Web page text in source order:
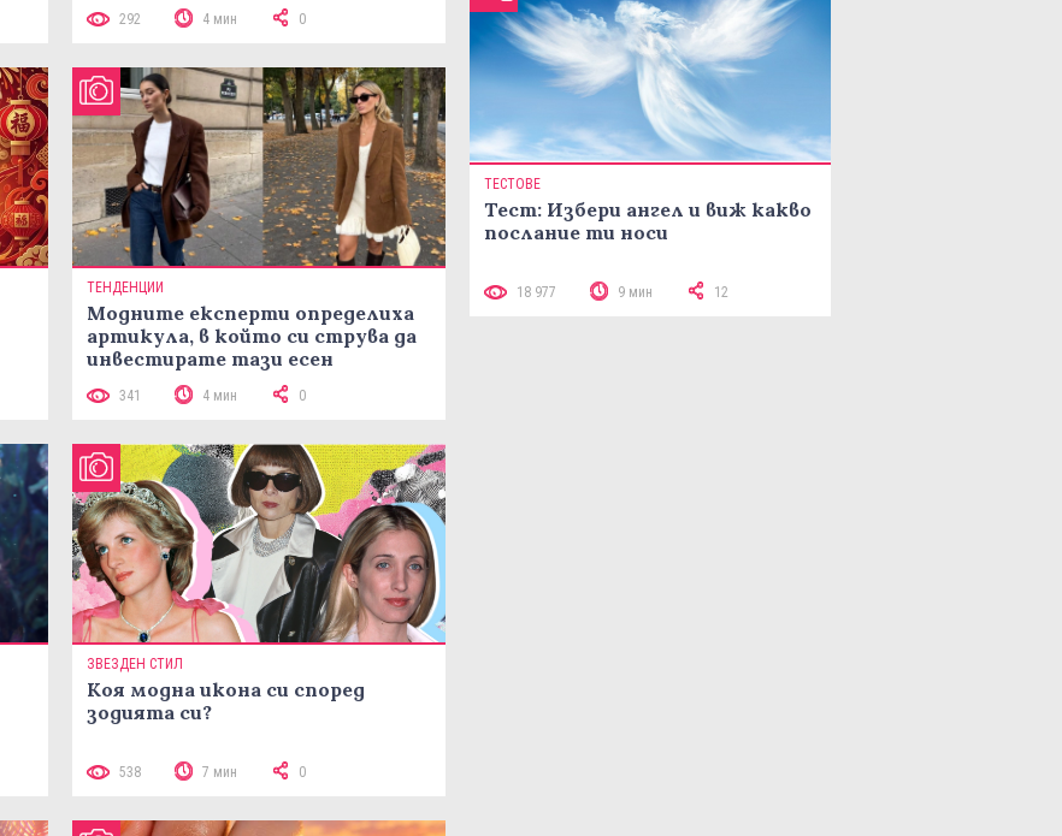
292 4 мин 0
ТЕНДЕНЦИИ
Модните експерти определиха
артикула, в който си струва да
инвестирате тази есен
341 4 мин 0
ЗВЕЗДЕН СТИЛ
Коя модна икона си според
зодията си?
538 7 мин 0
ТЕСТОВЕ
Тест: Избери ангел и виж какво
послание ти носи
18 977 9 мин 12